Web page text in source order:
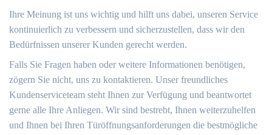
Ihre Meinung ist uns wichtig und hilft uns dabei, unseren Service
kontinuierlich zu verbessern und sicherzustellen, dass wir den
Bedürfnissen unserer Kunden gerecht werden.​
Falls Sie Fragen haben oder weitere Informationen benötigen,
zögern Sie nicht, uns zu kontaktieren.​ Unser freundliches
Kundenserviceteam steht Ihnen zur Verfügung und beantwortet
gerne alle Ihre Anliegen.​ Wir sind bestrebt, Ihnen weiterzuhelfen
und Ihnen bei Ihren Türöffnungsanforderungen die bestmögliche